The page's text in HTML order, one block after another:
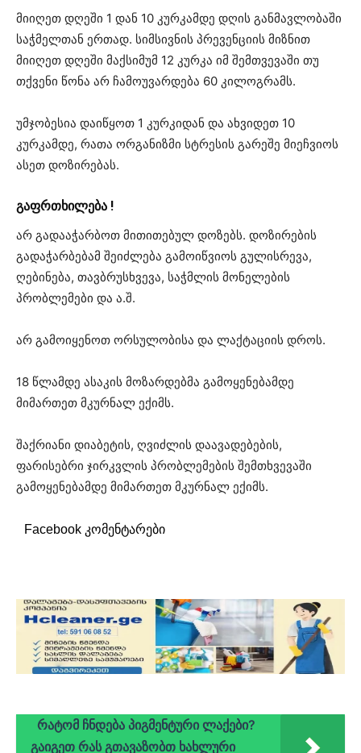
მიიღეთ დღეში 1 დან 10 კურკამდე დღის განმავლობაში
საჭმელთან ერთად. სიმსივნის პრევენციის მიზნით
მიიღეთ დღეში მაქსიმუმ 12 კურკა იმ შემთვევაში თუ
თქვენი წონა არ ჩამოუვარდება 60 კილოგრამს.
უმჯობესია დაიწყოთ 1 კურკიდან და ახვიდეთ 10
კურკამდე, რათა ორგანიზმი სტრესის გარეშე მიეჩვიოს
ასეთ დოზირებას.
გაფრთხილება !
არ გადააჭარბოთ მითითებულ დოზებს. დოზირების
გადაჭარბებამ შეიძლება გამოიწვიოს გულისრევა,
ღებინება, თავბრუსხვევა, საჭმლის მონელების
პრობლემები და ა.შ.
არ გამოიყენოთ ორსულობისა და ლაქტაციის დროს.
18 წლამდე ასაკის მოზარდებმა გამოყენებამდე
მიმართეთ მკურნალ ექიმს.
შაქრიანი დიაბეტის, ღვიძლის დაავადებების,
ფარისებრი ჯირკვლის პრობლემების შემთხვევაში
გამოყენებამდე მიმართეთ მკურნალ ექიმს.
Facebook კომენტარები
რატომ ჩნდება პიგმენტური ლაქები?
გაიგეთ რას გთავაზობთ ხახლური